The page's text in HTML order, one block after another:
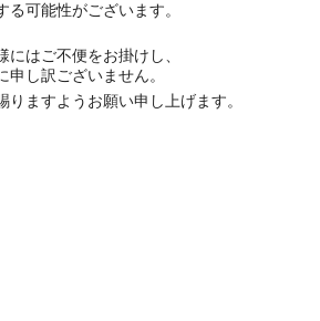
る可能性がございます。
にはご不便をお掛けし、
申し訳ございません。
りますようお願い申し上げます。